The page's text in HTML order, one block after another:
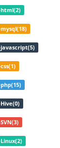
html(2)
mysql(18)
javascript(5)
css(1)
php(15)
Hive(0)
SVN(3)
Linux(2)